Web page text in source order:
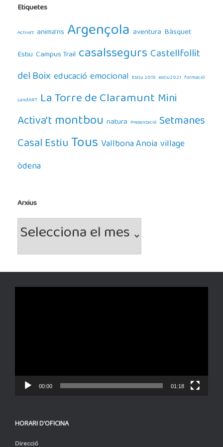
Etiquetes
Activa't anima'ns Argençola aventura Bàsquet
Estiu Campus Trail casalssegursCastellfollit
del Boixeducacióemocional Estiu 2015 estiu2021 formació
LandART La Torre de ClaramuntMini
Activa'tmontbou natura Presentació Setmanes
Casal EstiuTousVallbona Anoiavillage
òdena
Arxius
Arxius
Reproductor
00:00 01:18
HORARI D’OFICINA